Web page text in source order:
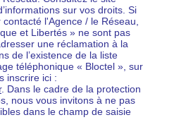
sur vos droits. Si
l'Agence / le Réseau,
et Libertés » ne sont pas
une réclamation à la
de l’existence de la liste
téléphonique « Bloctel », sur
inscrire ici :
. Dans le cadre de la protection
nous vous invitons à ne pas
dans le champ de saisie